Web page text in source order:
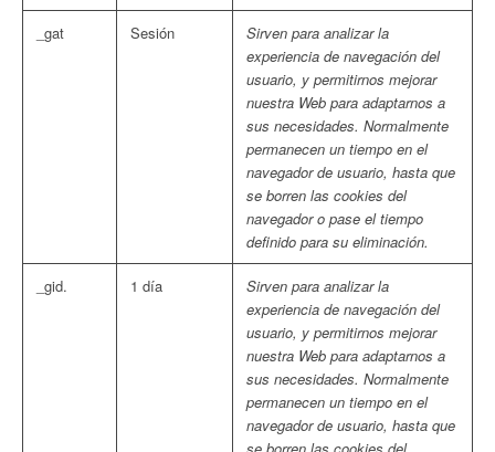
_gat Sesión
Sirven para analizar la
experiencia de navegación del
usuario, y permitirnos mejorar
nuestra Web para adaptarnos a
sus necesidades. Normalmente
permanecen un tiempo en el
navegador de usuario, hasta que
se borren las cookies del
navegador o pase el tiempo
definido para su eliminación.
_gid. 1 día
Sirven para analizar la
experiencia de navegación del
usuario, y permitirnos mejorar
nuestra Web para adaptarnos a
sus necesidades. Normalmente
permanecen un tiempo en el
navegador de usuario, hasta que
se borren las cookies del